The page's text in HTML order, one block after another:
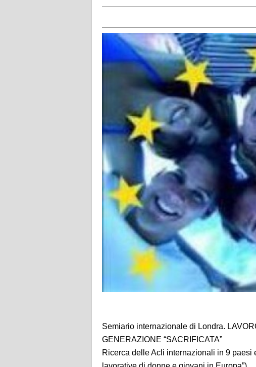
Semiario internazionale di Londra.
GENERAZIONE “SACRIFICATA”
Ricerca delle Acli internazionali in 9 paesi